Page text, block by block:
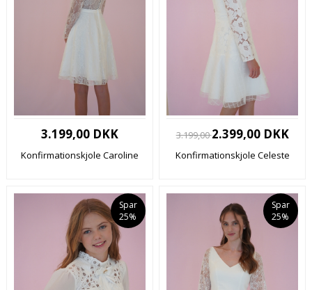
3.199,00 DKK
Konfirmationskjole Caroline
3.199,002.399,00 DKK
Konfirmationskjole Celeste
Spar
25%
Spar
25%